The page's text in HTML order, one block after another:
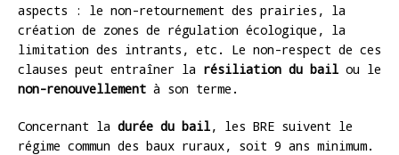
aspects : le non-retournement des prairies, la
création de zones de régulation écologique, la
limitation des intrants, etc. Le non-respect de ces
clauses peut entraîner la résiliation du bail ou le
non-renouvellement à son terme.
Concernant la durée du bail, les BRE suivent le
régime commun des baux ruraux, soit 9 ans minimum.